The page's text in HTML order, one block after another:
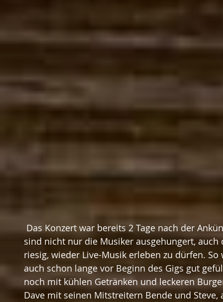
sind nicht nur die Musiker ausgehungert,
riesig, wieder Live-Musik erleben zu dürfen.
auch schon lange vor Beginn des Gigs gut
noch mit kühlen Getränken und leckeren
Dave mit seinen Mitstreitern Bende und